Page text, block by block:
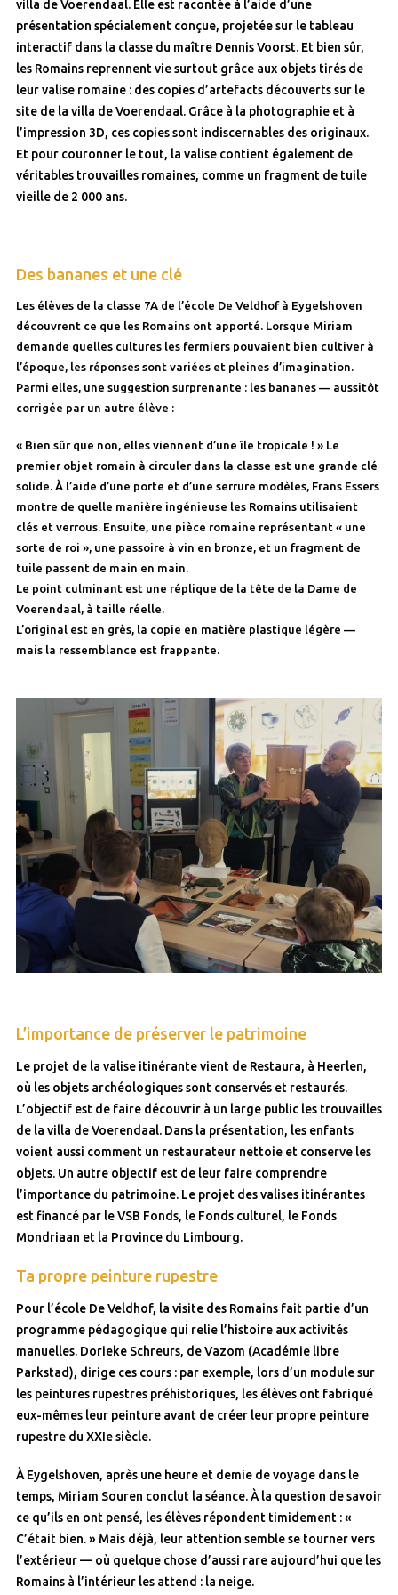
villa de Voerendaal. Elle est racontée à l’aide d’une
présentation spécialement conçue, projetée sur le tableau
interactif dans la classe du maître Dennis Voorst. Et bien sûr,
les Romains reprennent vie surtout grâce aux objets tirés de
leur valise romaine : des copies d’artefacts découverts sur le
site de la villa de Voerendaal. Grâce à la photographie et à
l’impression 3D, ces copies sont indiscernables des originaux.
Et pour couronner le tout, la valise contient également de
véritables trouvailles romaines, comme un fragment de tuile
vieille de 2 000 ans.
Des bananes et une clé
Les élèves de la classe 7A de l’école De Veldhof à Eygelshoven
découvrent ce que les Romains ont apporté. Lorsque Miriam
demande quelles cultures les fermiers pouvaient bien cultiver à
l’époque, les réponses sont variées et pleines d’imagination.
Parmi elles, une suggestion surprenante : les bananes — aussitôt
corrigée par un autre élève :
« Bien sûr que non, elles viennent d’une île tropicale ! » Le
premier objet romain à circuler dans la classe est une grande clé
solide. À l’aide d’une porte et d’une serrure modèles, Frans Essers
montre de quelle manière ingénieuse les Romains utilisaient
clés et verrous. Ensuite, une pièce romaine représentant « une
sorte de roi », une passoire à vin en bronze, et un fragment de
tuile passent de main en main.
Le point culminant est une réplique de la tête de la Dame de
Voerendaal, à taille réelle.
L’original est en grès, la copie en matière plastique légère —
mais la ressemblance est frappante.
L’importance de préserver le patrimoine
Le projet de la valise itinérante vient de Restaura, à Heerlen,
où les objets archéologiques sont conservés et restaurés.
L’objectif est de faire découvrir à un large public les trouvailles
de la villa de Voerendaal. Dans la présentation, les enfants
voient aussi comment un restaurateur nettoie et conserve les
objets. Un autre objectif est de leur faire comprendre
l’importance du patrimoine. Le projet des valises itinérantes
est financé par le VSB Fonds, le Fonds culturel, le Fonds
Mondriaan et la Province du Limbourg.
Ta propre peinture rupestre
Pour l’école De Veldhof, la visite des Romains fait partie d’un
programme pédagogique qui relie l’histoire aux activités
manuelles. Dorieke Schreurs, de Vazom (Académie libre
Parkstad), dirige ces cours : par exemple, lors d’un module sur
les peintures rupestres préhistoriques, les élèves ont fabriqué
eux-mêmes leur peinture avant de créer leur propre peinture
rupestre du XXIe siècle.
À Eygelshoven, après une heure et demie de voyage dans le
temps, Miriam Souren conclut la séance. À la question de savoir
ce qu’ils en ont pensé, les élèves répondent timidement : «
C’était bien. » Mais déjà, leur attention semble se tourner vers
l’extérieur — où quelque chose d’aussi rare aujourd’hui que les
Romains à l’intérieur les attend : la neige.